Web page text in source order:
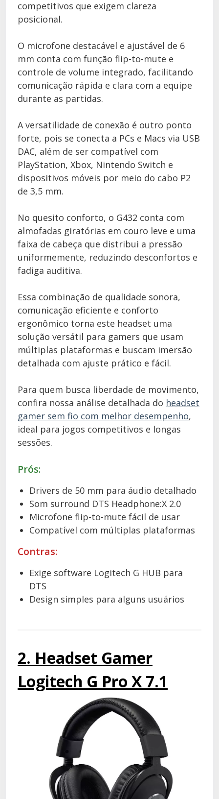
competitivos que exigem clareza
posicional.
O microfone destacável e ajustável de 6
mm conta com função flip-to-mute e
controle de volume integrado, facilitando
comunicação rápida e clara com a equipe
durante as partidas.
A versatilidade de conexão é outro ponto
forte, pois se conecta a PCs e Macs via USB
DAC, além de ser compatível com
PlayStation, Xbox, Nintendo Switch e
dispositivos móveis por meio do cabo P2
de 3,5 mm.
No quesito conforto, o G432 conta com
almofadas giratórias em couro leve e uma
faixa de cabeça que distribui a pressão
uniformemente, reduzindo desconfortos e
fadiga auditiva.
Essa combinação de qualidade sonora,
comunicação eficiente e conforto
ergonômico torna este headset uma
solução versátil para gamers que usam
múltiplas plataformas e buscam imersão
detalhada com ajuste prático e fácil.
Para quem busca liberdade de movimento,
confira nossa análise detalhada do headset
gamer sem fio com melhor desempenho,
ideal para jogos competitivos e longas
sessões.
Prós:
Drivers de 50 mm para áudio detalhado
Som surround DTS Headphone:X 2.0
Microfone flip-to-mute fácil de usar
Compatível com múltiplas plataformas
Contras:
Exige software Logitech G HUB para
DTS
Design simples para alguns usuários
2. Headset Gamer
Logitech G Pro X 7.1